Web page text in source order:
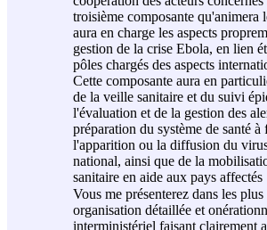
troisième composante qu'animera
aura en charge les aspects
gestion de la crise Ebola, en lien
pôles chargés des aspects
Cette composante aura en
de la veille sanitaire et du suivi
l'évaluation et de la gestion des
préparation du système de santé à
l'apparition ou la diffusion du
national, ainsi que de la
sanitaire en aide aux pays affectés
Vous me présenterez dans les
organisation détaillée et
interministériel faisant clairement